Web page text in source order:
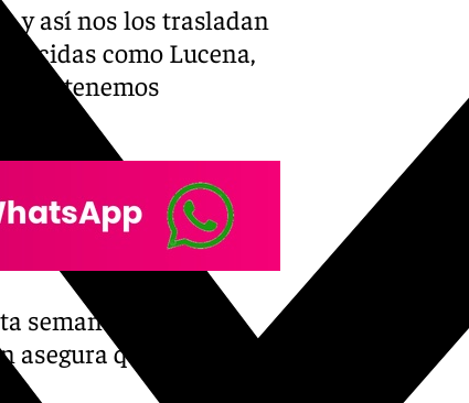
y así nos los trasladan
como Lucena,
que tenemos
semana en un
que «la